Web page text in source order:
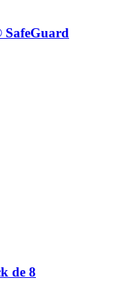
SafeGuard
de 8